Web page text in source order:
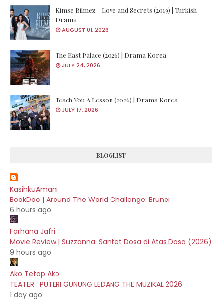
Kimse Bilmez - Love and Secrets (2019) | Turkish
Drama
AUGUST 01, 2026
The East Palace (2026) | Drama Korea
JULY 24, 2026
Teach You A Lesson (2026) | Drama Korea
JULY 17, 2026
BLOGLIST
KasihkuAmani
BookDoc | Around The World Challenge: Brunei
6 hours ago
Farhana Jafri
Movie Review | Suzzanna: Santet Dosa di Atas Dosa (2026)
9 hours ago
Ako Tetap Ako
TEATER : PUTERI GUNUNG LEDANG THE MUZIKAL 2026
1 day ago